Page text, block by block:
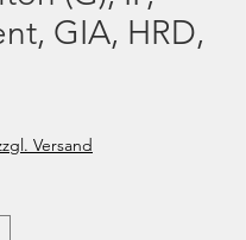
GIA, HRD,
Versand